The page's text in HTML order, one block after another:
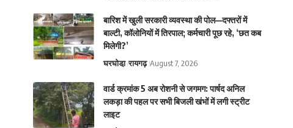
बारिश में खुली सरकारी व्यवस्था की पोल—दफ्तरों में
बाल्टी, कॉलोनियों में तिरपाल; कर्मचारी पूछ रहे, ‘छत कब
मिलेगी?’
घरघोडा़ रायगढ़ August 7, 2026
वार्ड क्रमांक 5 अब रोशनी से जगमग: पार्षद अनिल
लकड़ा की पहल पर सभी बिजली खंभों में लगी स्ट्रीट
लाइट